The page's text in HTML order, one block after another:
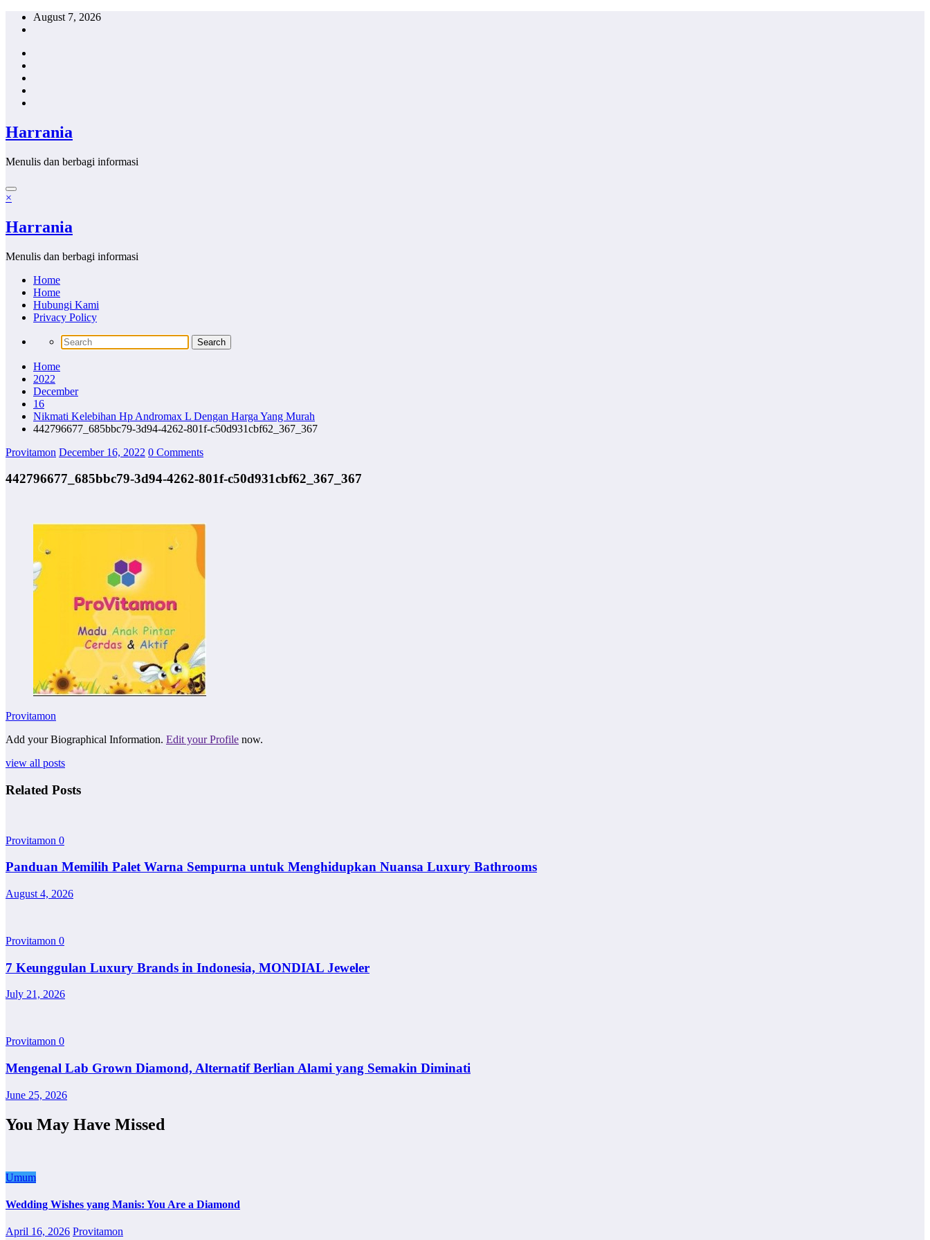
Skip
August 7, 2026
Harrania
Menulis dan berbagi informasi
×
Harrania
Menulis dan berbagi informasi
Home
Home
Hubungi Kami
Privacy Policy
Home
2022
December
16
Nikmati Kelebihan Hp Andromax L Dengan Harga Yang Murah
442796677_685bbc79-3d94-4262-801f-c50d931cbf62_367_367
Provitamon December 16, 2022 0 Comments
442796677_685bbc79-3d94-4262-801f-c50d931cbf62_367_367
Provitamon
Add your Biographical Information. Edit your Profile now.
view all posts
Related Posts
Provitamon 0
Panduan Memilih Palet Warna Sempurna untuk Menghidupkan Nuansa Luxury Bathrooms
August 4, 2026
Provitamon 0
7 Keunggulan Luxury Brands in Indonesia, MONDIAL Jeweler
July 21, 2026
Provitamon 0
Mengenal Lab Grown Diamond, Alternatif Berlian Alami yang Semakin Diminati
June 25, 2026
You May Have Missed
Umum
Wedding Wishes yang Manis: You Are a Diamond
April 16, 2026 Provitamon